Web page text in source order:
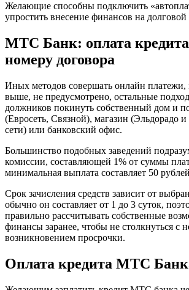
Желающие способны подключить
упростить внесение финансов на долговой
МТС Банк: оплата
номеру договора
Иных методов совершать онлайн
выше, не предусмотрено, остальные
должников покинуть собственный дом и
(Евросеть, Связной), магазин (Эльдорадо
сети) или банковский офис.
Большинство подобных заведений
комиссии, составляющей 1% от суммы
минимальная выплата составляет 50
Срок зачисления средств зависит от
обычно он составляет от 1 до 3 суток,
правильно рассчитывать собственные
финансы заранее, чтобы не столкнуться с
возникновением просрочки.
Оплата кредита МТС